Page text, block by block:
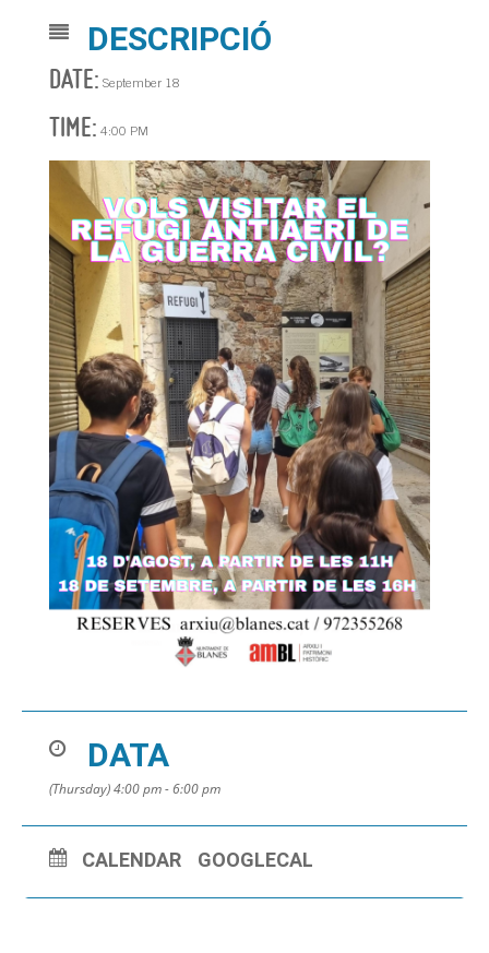
DESCRIPCIÓ
DATE: September 18
TIME: 4:00 PM
DATA
(Thursday) 4:00 pm - 6:00 pm
CALENDAR GOOGLECAL